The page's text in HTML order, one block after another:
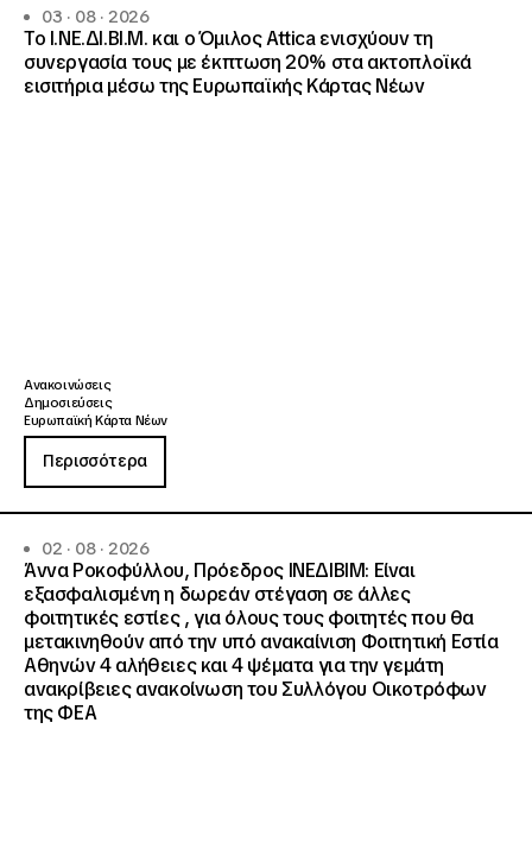
03 · 08 · 2026
Το Ι.ΝΕ.ΔΙ.ΒΙ.Μ. και o Όμιλος Attica ενισχύουν τη
συνεργασία τους με έκπτωση 20% στα ακτοπλοϊκά
εισιτήρια μέσω της Ευρωπαϊκής Κάρτας Νέων
Ανακοινώσεις
Δημοσιεύσεις
Ευρωπαϊκή Κάρτα Νέων
Περισσότερα
02 · 08 · 2026
Άννα Ροκοφύλλου, Πρόεδρος ΙΝΕΔΙΒΙΜ: Είναι
εξασφαλισμένη η δωρεάν στέγαση σε άλλες
φοιτητικές εστίες , για όλους τους φοιτητές που θα
μετακινηθούν από την υπό ανακαίνιση Φοιτητική Εστία
Αθηνών 4 αλήθειες και 4 ψέματα για την γεμάτη
ανακρίβειες ανακοίνωση του Συλλόγου Οικοτρόφων
της ΦΕΑ